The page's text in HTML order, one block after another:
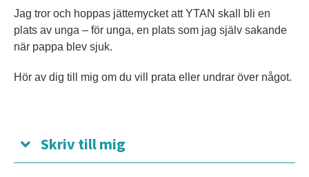
Jag tror och hoppas jättemycket att YTAN skall bli en
plats av unga – för unga, en plats som jag själv sakande
när pappa blev sjuk.
Hör av dig till mig om du vill prata eller undrar över något.
Skriv till mig